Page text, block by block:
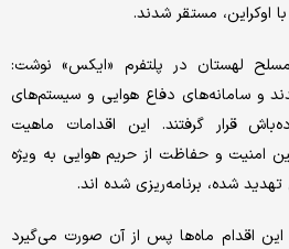
اوکراین، مستقر شدند.
مسلح لهستان در پلتفرم «ایکس» نوشت:
و سامانه‌های دفاع هوایی و سیستم‌های
قرار گرفتند. این اقدامات ماهیت
امنیت و حفاظت از حریم هوایی به ویژه
شده، برنامه‌ریزی شده اند.
این اقدام ماه‌ها پس از آن صورت می‌گیرد